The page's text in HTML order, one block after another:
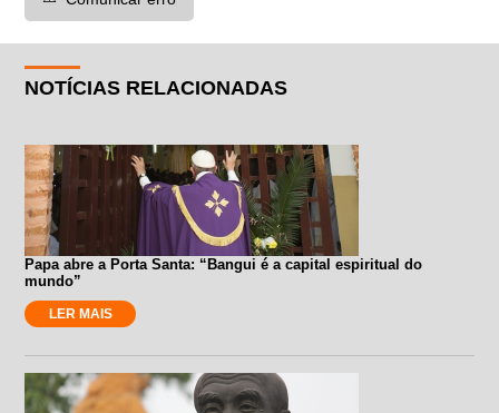
NOTÍCIAS RELACIONADAS
Papa abre a Porta Santa: “Bangui é a capital espiritual do
mundo”
LER MAIS